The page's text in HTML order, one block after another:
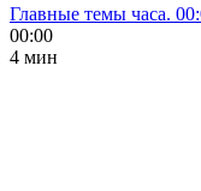
Главные темы часа.
00:00
4 мин